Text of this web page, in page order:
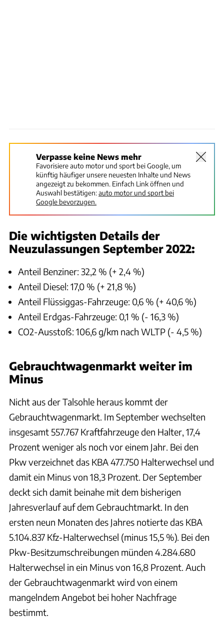
Verpasse keine News mehr
Favorisiere auto motor und sport bei Google, um
künftig häufiger unsere neuesten Inhalte und News
angezeigt zu bekommen. Einfach Link öffnen und
Auswahl bestätigen:auto motor und sport bei
Google bevorzugen.
Die wichtigsten Details der
Neuzulassungen September 2022:
Anteil Benziner: 32,2 % (+ 2,4 %)
Anteil Diesel: 17,0 % (+ 21,8 %)
Anteil Flüssiggas-Fahrzeuge: 0,6 % (+ 40,6 %)
Anteil Erdgas-Fahrzeuge: 0,1 % (- 16,3 %)
CO2-Ausstoß: 106,6 g/km nach WLTP (- 4,5 %)
Gebrauchtwagenmarkt weiter im
Minus
Nicht aus der Talsohle heraus kommt der
Gebrauchtwagenmarkt. Im September wechselten
insgesamt 557.767 Kraftfahrzeuge den Halter, 17,4
Prozent weniger als noch vor einem Jahr. Bei den
Pkw verzeichnet das KBA 477.750 Halterwechsel und
damit ein Minus von 18,3 Prozent. Der September
deckt sich damit beinahe mit dem bisherigen
Jahresverlauf auf dem Gebrauchtmarkt. In den
ersten neun Monaten des Jahres notierte das KBA
5.104.837 Kfz-Halterwechsel (minus 15,5 %). Bei den
Pkw-Besitzumschreibungen münden 4.284.680
Halterwechsel in ein Minus von 16,8 Prozent. Auch
der Gebrauchtwagenmarkt wird von einem
mangelndem Angebot bei hoher Nachfrage
bestimmt.